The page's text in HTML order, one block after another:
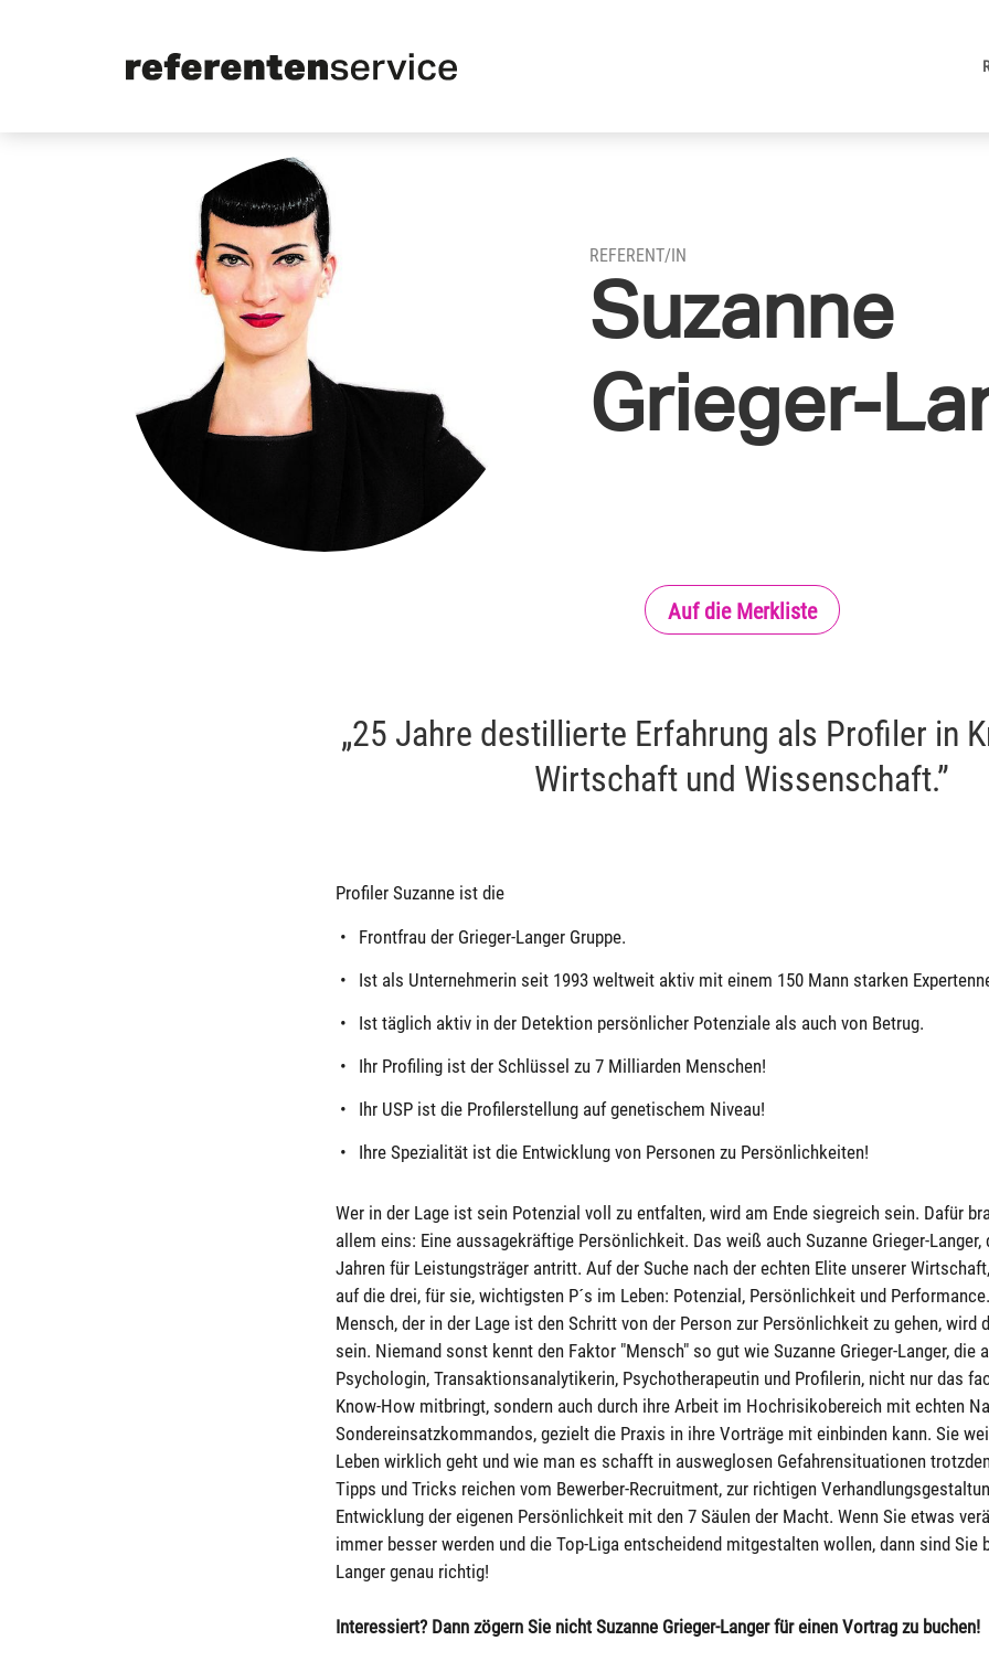
REFERENT/IN
Suzanne
Grieger-
Auf die Merkliste
„25 Jahre destillierte Erfahrung als Profiler in
Wirtschaft und Wissenschaft.”
Profiler Suzanne ist die
Frontfrau der Grieger-Langer Gruppe.
Ist als Unternehmerin seit 1993 weltweit aktiv mit einem 150 Mann starken
Ist täglich aktiv in der Detektion persönlicher Potenziale als auch von Betrug.
Ihr Profiling ist der Schlüssel zu 7 Milliarden Menschen!
Ihr USP ist die Profilerstellung auf genetischem Niveau!
Ihre Spezialität ist die Entwicklung von Personen zu Persönlichkeiten!
Wer in der Lage ist sein Potenzial voll zu entfalten, wird am Ende siegreich sein. Dafür
allem eins: Eine aussagekräftige Persönlichkeit. Das weiß auch Suzanne Grieger-
Jahren für Leistungsträger antritt. Auf der Suche nach der echten Elite unserer
auf die drei, für sie, wichtigsten P´s im Leben: Potenzial, Persönlichkeit und
Mensch, der in der Lage ist den Schritt von der Person zur Persönlichkeit zu gehen, wird
sein. Niemand sonst kennt den Faktor "Mensch" so gut wie Suzanne Grieger-Langer, die
Psychologin, Transaktionsanalytikerin, Psychotherapeutin und Profilerin, nicht nur das
Know-How mitbringt, sondern auch durch ihre Arbeit im Hochrisikobereich mit echten
Sondereinsatzkommandos, gezielt die Praxis in ihre Vorträge mit einbinden kann. Sie
Leben wirklich geht und wie man es schafft in ausweglosen Gefahrensituationen
Tipps und Tricks reichen vom Bewerber-Recruitment, zur richtigen
Entwicklung der eigenen Persönlichkeit mit den 7 Säulen der Macht. Wenn Sie etwas
immer besser werden und die Top-Liga entscheidend mitgestalten wollen, dann sind Sie
Langer genau richtig!
Interessiert? Dann zögern Sie nicht Suzanne Grieger-Langer für einen Vortrag zu buchen!